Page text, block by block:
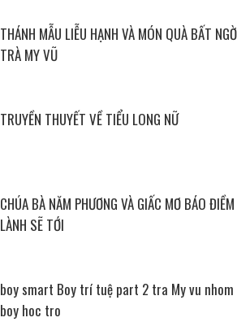
THÁNH MẪU LIỄU HẠNH VÀ MÓN QUÀ BẤT
TRÀ MY VŨ
TRUYỀN THUYẾT VỀ TIỂU LONG NỮ
CHÚA BÀ NĂM PHƯƠNG VÀ GIẤC MƠ BÁO ĐIỀM
LÀNH SẼ TỚI
boy smart Boy trí tuệ part 2 tra My vu nhom
boy hoc tro